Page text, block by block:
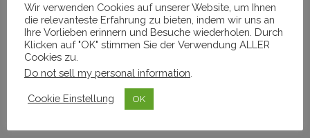
Photovoltaikanlage reinigen – Lohnt sich der Aufwand?
Aktuelle Kundeninformationen im Zusammenhang mit Corona
Wir verwenden Cookies auf unserer Website, um Ihnen
die relevanteste Erfahrung zu bieten, indem wir uns an
Ihre Vorlieben erinnern und Besuche wiederholen. Durch
Klicken auf "OK" stimmen Sie der Verwendung ALLER
Cookies zu.
Do not sell my personal information
Cookie Einstellung OK